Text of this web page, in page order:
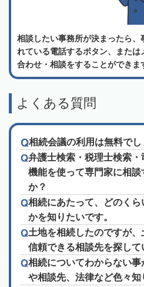
相談したい事務所が決まったら、
れている電話するボタン、また
合わせ・相談をすることができま
よくある質問
相続会議の利用は無料でし
弁護士検索・税理士検索
機能を使って専門家に相談
か？
相続にあたって、どのく
かを知りたいです。
土地を相続したのですが
信頼できる相談先を探して
相続についてわからない事
や相談先、法律など色々知